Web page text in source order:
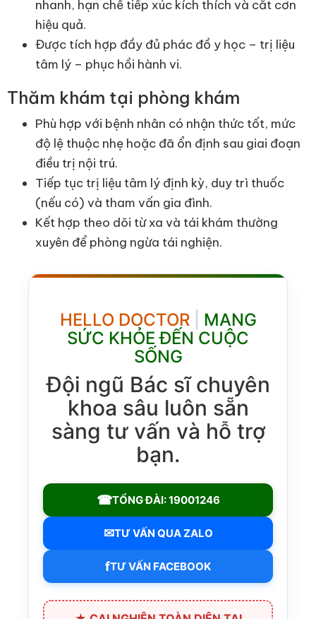
nhanh, hạn chế tiếp xúc kích thích và cắt cơn
hiệu quả.
Được tích hợp đầy đủ phác đồ y học – trị liệu
tâm lý – phục hồi hành vi.
Thăm khám tại phòng khám
Phù hợp với bệnh nhân có nhận thức tốt, mức
độ lệ thuộc nhẹ hoặc đã ổn định sau giai đoạn
điều trị nội trú.
Tiếp tục trị liệu tâm lý định kỳ, duy trì thuốc
(nếu có) và tham vấn gia đình.
Kết hợp theo dõi từ xa và tái khám thường
xuyên để phòng ngừa tái nghiện.
HELLO DOCTOR
MANG
SỨC KHỎE ĐẾN CUỘC
SỐNG
Đội ngũ Bác sĩ chuyên
khoa sâu luôn sẵn
sàng tư vấn và hỗ trợ
bạn.
☎TỔNG ĐÀI: 19001246
✉TƯ VẤN QUA ZALO
fTƯ VẤN FACEBOOK